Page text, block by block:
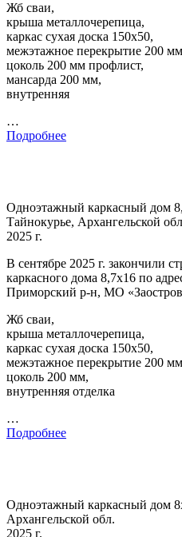
Жб сваи,
крыша металлочерепица,
каркас сухая доска 150х50,
межэтажное перекрытие 200
цоколь 200 мм профлист,
мансарда 200 мм,
внутренняя
…
Подробнее
Одноэтажный каркасный дом
Тайнокурье, Архангельской
2025 г.
В сентябре 2025 г. закончили
каркасного дома 8,7х16 по
Приморский р-н, МО
Жб сваи,
крыша металлочерепица,
каркас сухая доска 150х50,
межэтажное перекрытие 200
цоколь 200 мм,
внутренняя отделка
…
Подробнее
Одноэтажный каркасный дом
Архангельской обл.
2025 г.